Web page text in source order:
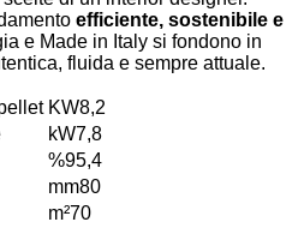
efficiente, sostenibile e
e Made in Italy si fondono in
fluida e sempre attuale.
KW8,2
kW7,8
%95,4
mm80
m²70